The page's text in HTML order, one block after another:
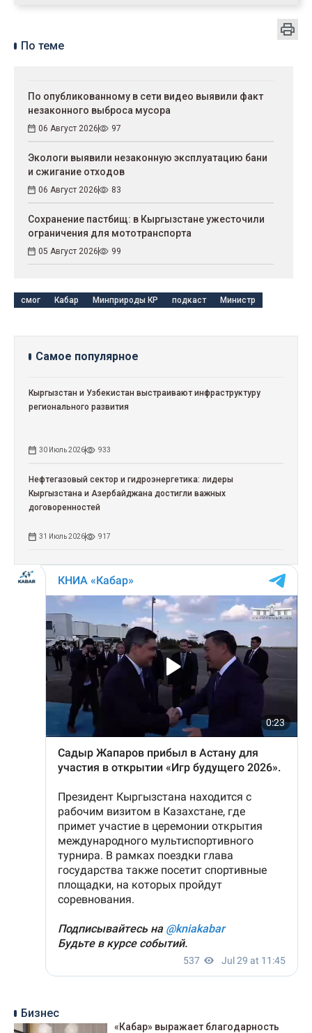
По теме
По опубликованному в сети видео выявили факт
незаконного выброса мусора
06 Август 2026 97
Экологи выявили незаконную эксплуатацию бани
и сжигание отходов
06 Август 2026 83
Сохранение пастбищ: в Кыргызстане ужесточили
ограничения для мототранспорта
05 Август 2026 99
смог Кабар Минприроды КР подкаст Министр
Самое популярное
Кыргызстан и Узбекистан выстраивают инфраструктуру
регионального развития
30 Июль 2026 933
Нефтегазовый сектор и гидроэнергетика: лидеры
Кыргызстана и Азербайджана достигли важных
договоренностей
31 Июль 2026 917
Бизнес
«Кабар» выражает благодарность